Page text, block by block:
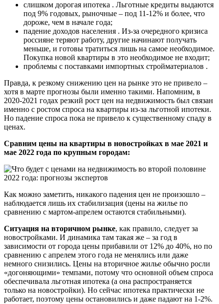
слишком дорогая ипотека . Льготные кредиты выдаются
под 9% годовых, рыночные – под 11-12% и более, что
дороже, чем в начале года;
падение доходов населения . Из-за очередного кризиса
россияне теряют работу, другие начинают получать
меньше, и готовы тратиться лишь на самое необходимое.
Покупка новой квартиры в это необходимое не входит;
проблемы с поставками импортных стройматериалов .
Правда, к резкому снижению цен на рынке это не привело –
хотя в марте прогнозы были именно такими. Напомним, в
2020-2021 годах резкий рост цен на недвижимость был связан
именно с ростом спроса на квартиры из-за льготной ипотеки.
Но падение спроса пока не привело к существенному спаду в
ценах.
Сравним цены на квартиры в новостройках в мае 2021 и
мае 2022 года по крупным городам:
Как можно заметить, никакого падения цен не произошло –
наблюдается лишь их стабилизация (цены на жилье по
сравнению с мартом-апрелем остаются стабильными).
Ситуация на вторичном рынке, как правило, следует за
новостройками. И динамика там такая же – за год в
зависимости от города цены прибавили от 12% до 40%, но по
сравнению с апрелем этого года не менялись или даже
немного снизились. Цены на вторичное жилье обычно росли
«догоняющими» темпами, потому что основной объем спроса
обеспечивала льготная ипотека (а она распространяется
только на новостройки). Но сейчас ипотека практически не
работает, поэтому цены остановились и даже падают на 1-2%.